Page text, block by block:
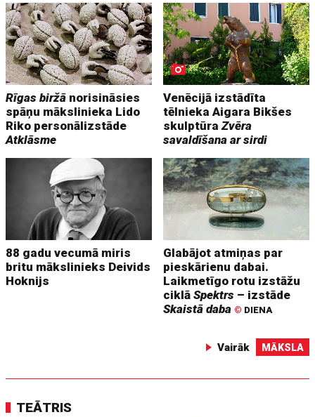
Rīgas biržā norisināsies
spāņu mākslinieka Lido
Riko personālizstāde
Atklāsme
Venēcijā izstādīta
tēlnieka Aigara Bikšes
skulptūraZvēra
savaldīšana ar sirdi
88 gadu vecumā miris
britu mākslinieks Deivids
Hoknijs
Glabājot atmiņas par
pieskārienu dabai.
Laikmetīgo rotu izstāžu
ciklāSpektrs – izstāde
Skaistā daba © DIENA
Vairāk MĀKSLA
TEĀTRIS